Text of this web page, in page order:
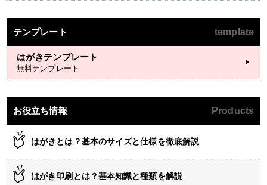
テンプレート template
はがきテンプレート
無料テンプレート
お役立ち情報 Products
はがきとは？基本のサイズと仕様を徹底解説
はがき印刷とは？基本知識と種類を解説